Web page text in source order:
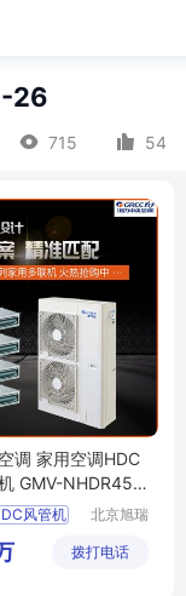
26
715 54
调 家用空调HDC
GMV-NHDR45
风管机
北京旭瑞
备有限公
拨打电话